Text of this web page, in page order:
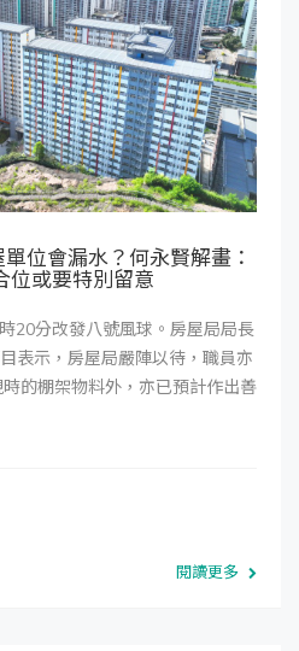
位會漏水？何永賢解畫：
位或要特別留意
20分改發八號風球。房屋局局長
表示，房屋局嚴陣以待，職員亦
的棚架物料外，亦已預計作出善
閱讀更多